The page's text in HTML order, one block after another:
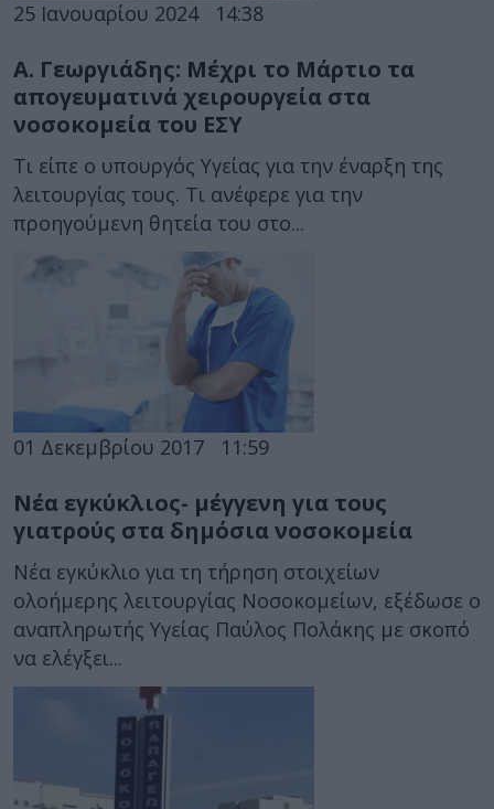
25 Ιανουαρίου 2024 14:38
Α. Γεωργιάδης: Μέχρι το Μάρτιο τα
απογευματινά χειρουργεία στα
νοσοκομεία του ΕΣΥ
Τι είπε ο υπουργός Υγείας για την έναρξη της
λειτουργίας τους. Τι ανέφερε για την
προηγούμενη θητεία του στο...
01 Δεκεμβρίου 2017 11:59
Νέα εγκύκλιος- μέγγενη για τους
γιατρούς στα δημόσια νοσοκομεία
Νέα εγκύκλιο για τη τήρηση στοιχείων
ολοήμερης λειτουργίας Νοσοκομείων, εξέδωσε ο
αναπληρωτής Υγείας Παύλος Πολάκης με σκοπό
να ελέγξει...